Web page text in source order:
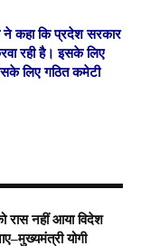
ने कहा कि प्रदेश सरकार
रही है। इसके लिए
लिए गठित कमेटी
रास नहीं आया विदेश
योगी